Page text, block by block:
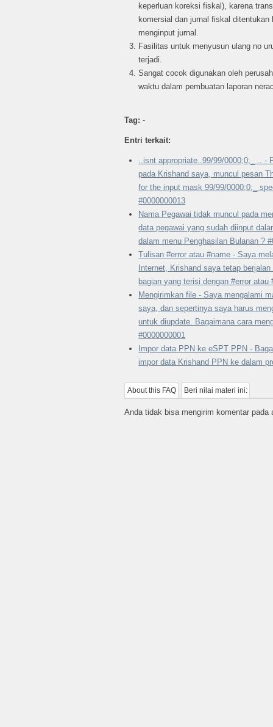
keperluan koreksi fiskal), karena
komersial dan jurnal fiskal
menginput jurnal.
Fasilitas untuk menyusun ulang no
terjadi.
Sangat cocok digunakan oleh
waktu dalam pembuatan laporan
Tag: -
Entri terkait:
..isnt appropriate..99/99/0000;0;_ ..
pada Krishand saya, muncul pesan
for the input mask 99/99/0000;0;_
#0000000013
Nama Pegawai tidak muncul pada
data pegawai yang sudah diinput
dalam menu Penghasilan Bulanan ?
Tulisan #error atau #name - Saya
Internet, Krishand saya tetap
bagian yang terisi dengan #error atau
Mengirimkan file - Saya mengalami
saya, dan sepertinya saya harus
untuk diupdate. Bagaimana cara
#0000000001
Impor data PPN ke eSPT PPN -
impor data Krishand PPN ke dalam
About this FAQ Beri nilai materi ini:
Anda tidak bisa mengirim komentar pada